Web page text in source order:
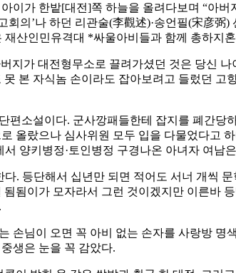
이가 한밭[대전]쪽 하늘을 올려다보며 “아
의’나 하던 리관술(李觀述)·송언필(宋彦
재산인민유격대 *싸울아비들과 함께 총하지
지가 대전형무소로 끌려가셨던 것은 당신
본 자식놈 손이라도 잡아보려고 들렀던
소설이다. 군사깡패들한테 잡지를 폐간당
올랐으나 심사위원 모두 입을 다물었다고
양키병정·토인병정 구경나온 아녀자 여남
. 등단해서 십년만 되면 적어도 서너 개씩
됨이가 모자라서 그런 것이겠지만 이른바
손님이 오면 꼭 아비 없는 손자를 사랑방
생은 눈을 꼭 감았다.